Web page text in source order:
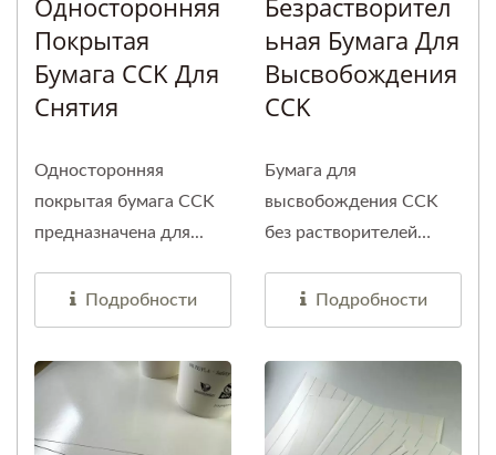
Односторонняя
Покрытая
Бумага CCK Для
Снятия
Односторонняя
покрытая бумага CCK
предназначена для...
Подробности
Безрастворител
Ьная Бумага Для
Высвобождения
CCK
Бумага для
высвобождения CCK
без растворителей
Подробности